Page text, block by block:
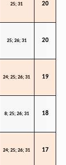
25; 31 20
25; 26; 31 20
24; 25; 26; 31 19
8; 25; 26; 31 18
24; 25; 26; 31 17